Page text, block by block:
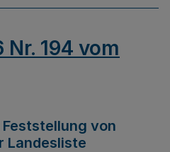
Nr. 194 vom
von
Landesliste